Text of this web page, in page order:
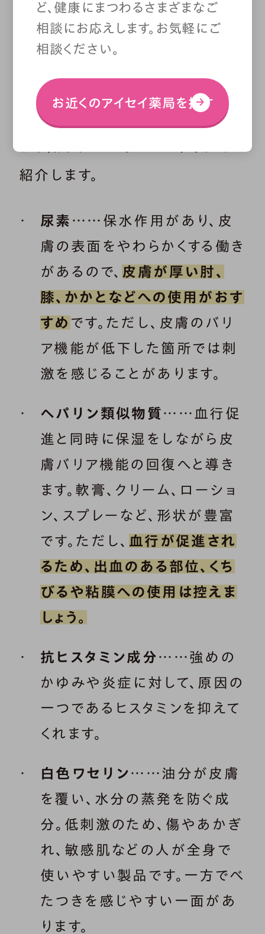
代表的な成分として「尿素」、「ヘ
成分」、「白色ワセリン」がありま
すが、成分の持つ特性の違いはあ
紹介します。
尿素 ……保水作用があり、皮
膚の表面をやわらかくする働き
があるので、 皮膚が厚い肘、
膝、かかとなどへの使用がおす
すめ です。ただし、皮膚のバリ
ア機能が低下した箇所では刺
激を感じることがあります。
ヘパリン類似物質 ……血行促
進と同時に保湿をしながら皮
膚バリア機能の回復へと導き
ます。軟膏、クリーム、ローショ
ン、スプレーなど、形状が豊富
です。ただし、 血行が促進され
るため、出血のある部位、くち
びるや粘膜への使用は控えま
しょう。
抗ヒスタミン成分 ……強めの
かゆみや炎症に対して、原因の
一つであるヒスタミンを抑えて
くれます。
白色ワセリン ……油分が皮膚
を覆い、水分の蒸発を防ぐ成
分。低刺激のため、傷やあかぎ
れ、敏感肌などの人が全身で
使いやすい製品です。一方でべ
たつきを感じやすい一面があ
ります。
ど、健康にまつわるさまざまなご
相談にお応えします。お気軽にご
相談ください。
お近くのアイセイ薬局を探す